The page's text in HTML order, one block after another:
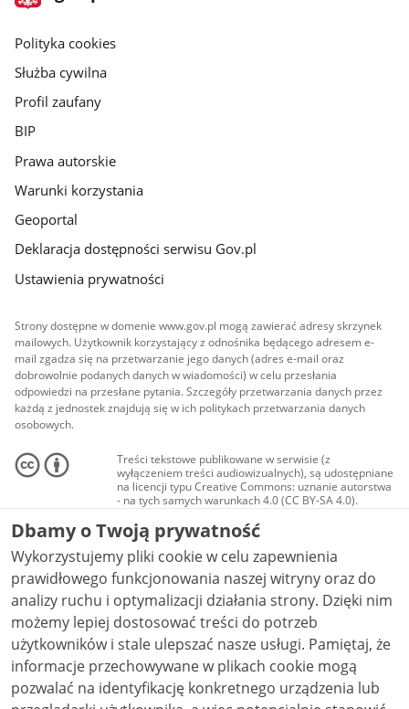
gov.pl
Polityka cookies
Służba cywilna
Profil zaufany
BIP
Prawa autorskie
Warunki korzystania
Geoportal
Deklaracja dostępności serwisu Gov.pl
Ustawienia prywatności
Strony dostępne w domenie www.gov.pl mogą zawierać adresy skrzynek
mailowych. Użytkownik korzystający z odnośnika będącego adresem e-
mail zgadza się na przetwarzanie jego danych (adres e-mail oraz
dobrowolnie podanych danych w wiadomości) w celu przesłania
odpowiedzi na przesłane pytania. Szczegóły przetwarzania danych przez
każdą z jednostek znajdują się w ich politykach przetwarzania danych
osobowych.
Treści tekstowe publikowane w serwisie (z
wyłączeniem treści audiowizualnych), są udostępniane
na licencji typu Creative Commons: uznanie autorstwa
- na tych samych warunkach 4.0 (CC BY-SA 4.0).
Materiały audiowizualne, w tym zdjęcia, materiały
audio i wideo, są udostępniane na licencji typu
Creative Commons: uznanie autorstwa użycie
niekomercyjne - bez utworów zależnych 4.0 (CC BY-
NC-ND 4.0), o ile nie jest to stwierdzone inaczej.
Dbamy o Twoją prywatność
Wykorzystujemy pliki cookie w celu zapewnienia
prawidłowego funkcjonowania naszej witryny oraz do
analizy ruchu i optymalizacji działania strony. Dzięki nim
możemy lepiej dostosować treści do potrzeb
użytkowników i stale ulepszać nasze usługi. Pamiętaj, że
informacje przechowywane w plikach cookie mogą
pozwalać na identyfikację konkretnego urządzenia lub